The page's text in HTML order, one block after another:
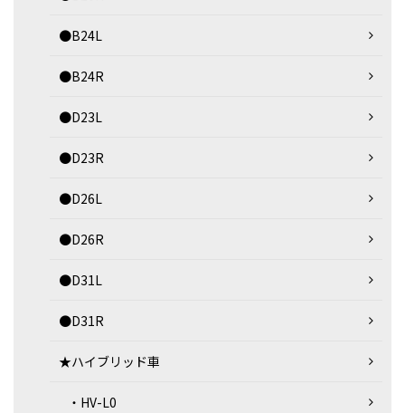
●B24L
●B24R
●D23L
●D23R
●D26L
●D26R
●D31L
●D31R
★ハイブリッド車
・HV-L0